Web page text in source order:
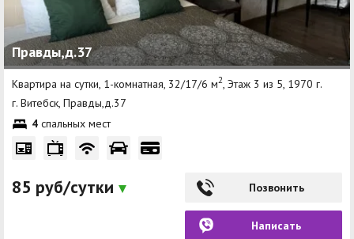
Правды,д.37
Квартира на сутки, 1-комнатная, 32/17/6 м2, Этаж 3 из 5, 1970 г.
г. Витебск, Правды,д.37
4 спальных мест
85 руб/сутки Позвонить
Написать